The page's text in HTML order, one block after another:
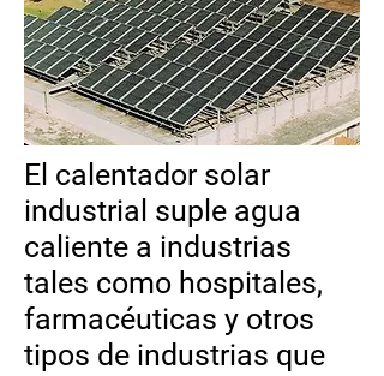
El calentador solar
industrial suple agua
caliente a industrias
tales como hospitales,
farmacéuticas y otros
tipos de industrias que